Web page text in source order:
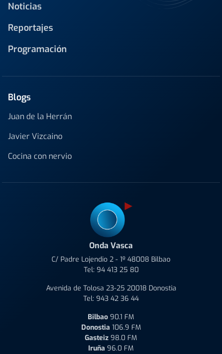
Noticias
Reportajes
Programación
Blogs
Juan de la Herrán
Javier Vizcaino
Cocina con nervio
Onda Vasca
C/ Padre Lojendio 2 - 1º 48008 Bilbao
Tel: 94 413 25 80
Avenida de Tolosa 23-25 20018 Donostia
Tel: 943 42 36 44
Bilbao 90.1 FM
Donostia 106.9 FM
Gasteiz 98.0 FM
Iruña 96.0 FM